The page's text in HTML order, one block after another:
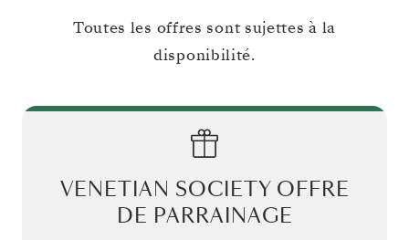
Toutes les offres sont sujettes à la
disponibilité.
VENETIAN SOCIETY OFFRE
DE PARRAINAGE